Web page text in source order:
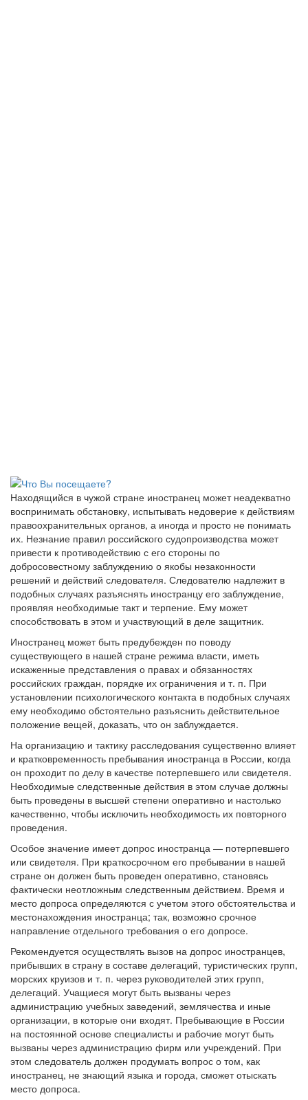
Находящийся в чужой стране иностранец может неадекватно
воспринимать обстановку, испытывать недоверие к действиям
правоохранительных органов, а иногда и просто не понимать
их. Незнание правил российского судопроизводства может
привести к противодействию с его стороны по
добросовестному заблуждению о якобы незаконности
решений и действий следователя. Следователю надлежит в
подобных случаях разъяснять иностранцу его заблуждение,
проявляя необходимые такт и терпение. Ему может
способствовать в этом и участвующий в деле защитник.
Иностранец может быть предубежден по поводу
существующего в нашей стране режима власти, иметь
искаженные представления о правах и обязанностях
российских граждан, порядке их ограничения и т. п. При
установлении психологического контакта в подобных случаях
ему необходимо обстоятельно разъяснить действительное
положение вещей, доказать, что он заблуждается.
На организацию и тактику расследования существенно влияет
и кратковременность пребывания иностранца в России, когда
он проходит по делу в качестве потерпевшего или свидетеля.
Необходимые следственные действия в этом случае должны
быть проведены в высшей степени оперативно и настолько
качественно, чтобы исключить необходимость их повторного
проведения.
Особое значение имеет допрос иностранца — потерпевшего
или свидетеля. При краткосрочном его пребывании в нашей
стране он должен быть проведен оперативно, становясь
фактически неотложным следственным действием. Время и
место допроса определяются с учетом этого обстоятельства и
местонахождения иностранца; так, возможно срочное
направление отдельного требования о его допросе.
Рекомендуется осуществлять вызов на допрос иностранцев,
прибывших в страну в составе делегаций, туристических групп,
морских круизов и т. п. через руководителей этих групп,
делегаций. Учащиеся могут быть вызваны через
администрацию учебных заведений, землячества и иные
организации, в которые они входят. Пребывающие в России
на постоянной основе специалисты и рабочие могут быть
вызваны через администрацию фирм или учреждений. При
этом следователь должен продумать вопрос о том, как
иностранец, не знающий языка и города, сможет отыскать
место допроса.